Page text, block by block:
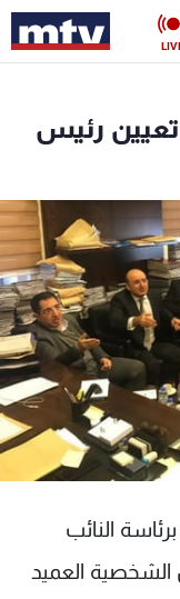
تعيين رئيس
النائب
العميد